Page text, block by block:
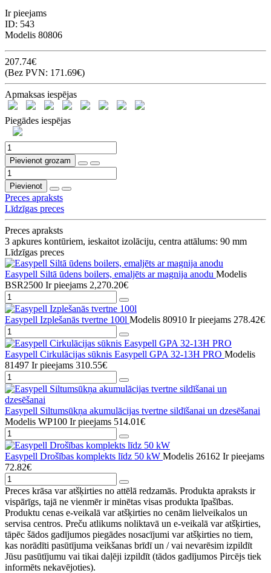
Ir pieejams
ID: 543
Modelis 80806
207.74€
(Bez PVN: 171.69€)
Apmaksas iespējas
Piegādes iespējas
Pievienot grozam
Pievienot
Preces apraksts
Līdzīgas preces
Preces apraksts
3 apkures kontūriem, ieskaitot izolāciju, centra attālums: 90 mm
Līdzīgas preces
Easypell Siltā ūdens boilers, emaljēts ar magnija anodu Modelis
BSR2500 Ir pieejams 2,270.20€
Easypell Izplešanās tvertne 100l Modelis 80910 Ir pieejams 278.42€
Easypell Cirkulācijas sūknis Easypell GPA 32-13H PRO Modelis
81497 Ir pieejams 310.55€
Easypell Siltumsūkņa akumulācijas tvertne sildīšanai un dzesēšanai
Modelis WP100 Ir pieejams 514.01€
Easypell Drošības komplekts līdz 50 kW Modelis 26162 Ir pieejams
72.82€
Preces krāsa var atšķirties no attēlā redzamās. Produkta apraksts ir
vispārīgs, tajā ne vienmēr ir minētas visas produkta īpašības.
Produktu cenas e-veikalā var atšķirties no cenām lielveikalos un
servisa centros. Preču atlikums noliktavā un e-veikalā var atšķirties,
tāpēc šādos gadījumos piegādes nosacījumi var atšķirties no tiem,
kas norādīti pasūtījuma veikšanas brīdī un / vai nevarēsim izpildīt
Jūsu pasūtījumu vai tikai daļēji izpildīt (tādos gadījumos Pircējs tiek
informēts nekavējoties).